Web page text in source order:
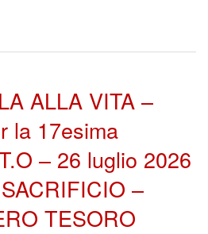
ALLA VITA –
la 17esima
– 26 luglio 2026
–
TESORO